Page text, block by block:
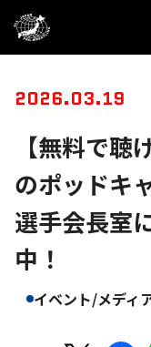
2026.03.19
【無料で
のポッドキ
選手会長室
中！
イベント/メディ